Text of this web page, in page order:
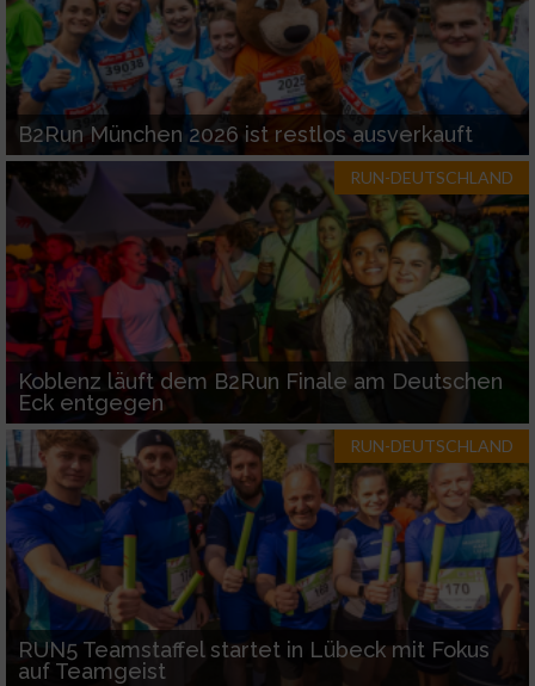
B2Run München 2026 ist restlos ausverkauft
RUN-DEUTSCHLAND
Koblenz läuft dem B2Run Finale am Deutschen
Eck entgegen
RUN-DEUTSCHLAND
RUN5 Teamstaffel startet in Lübeck mit Fokus
auf Teamgeist